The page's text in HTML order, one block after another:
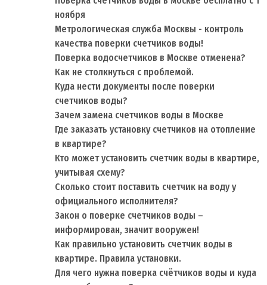
ноября
Метрологическая служба Москвы - контроль
качества поверки счетчиков воды!
Поверка водосчетчиков в Москве отменена?
Как не столкнуться с проблемой.
Куда нести документы после поверки
счетчиков воды?
Зачем замена счетчиков воды в Москве
Где заказать установку счетчиков на отопление
в квартире?
Кто может установить счетчик воды в квартире,
учитывая схему?
Сколько стоит поставить счетчик на воду у
официального исполнителя?
Закон о поверке счетчиков воды –
информирован, значит вооружен!
Как правильно установить счетчик воды в
квартире. Правила установки.
Для чего нужна поверка счётчиков воды и куда